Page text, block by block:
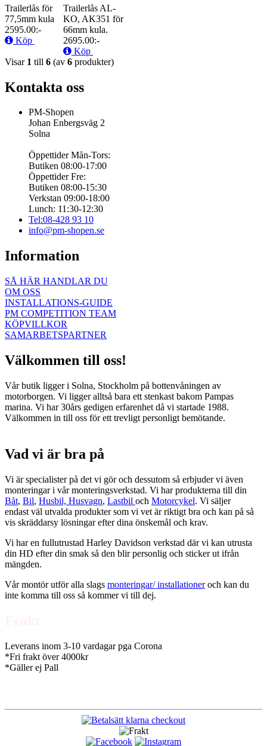
Trailerlås för
77,5mm kula
2595.00:-
Köp
Trailerlås AL-
KO, AK351 för
66mm kula.
2695.00:-
Köp
Visar 1 till 6 (av 6 produkter)
Kontakta oss
PM-Shopen
Johan Enbergsväg 2
Solna
Öppettider Mån-Tors:
Butiken 08:00-17:00
Öppettider Fre:
Butiken 08:00-15:30
Verkstan 09:00-18:00
Lunch: 11:30-12:30
Tel:08-428 93 10
info@pm-shopen.se
Information
SÅ HÄR HANDLAR DU
OM OSS
INSTALLATIONS-GUIDE
PM COMPETITION TEAM
KÖPVILLKOR
SAMARBETSPARTNER
Välkommen till oss!
Vår butik ligger i Solna, Stockholm på bottenvåningen av
motorborgen. Vi ligger alltså bara ett stenkast bakom Pampas
marina. Vi har 30års gedigen erfarenhet då vi startade 1988.
Välkommen in till oss för ett trevligt personligt bemötande.
Vad vi är bra på
Vi är specialister på det vi gör och dessutom så erbjuder vi även
monteringar i vår monteringsverkstad. Vi har produkterna till din
Båt, Bil, Husbil, Husvagn, Lastbil och Motorcykel. Vi säljer
endast väl utvalda produkter som vi vet är riktigt bra och kan på så
vis skräddarsy lösningar efter dina önskemål och krav.
Vi har en fullutrustad Harley Davidson verkstad där vi kan utrusta
din HD efter din smak så den blir personlig och sticker ut ifrån
mängden.
Vår montör utför alla slags monteringar/ installationeroch kan du
inte komma till oss så kommer vi till dej.
Leverans inom 3-10 vardagar pga Corona
*Fri frakt över 4000kr
*Gäller ej Pall